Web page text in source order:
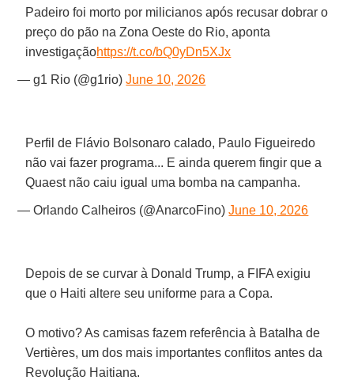
Padeiro foi morto por milicianos após recusar dobrar o
preço do pão na Zona Oeste do Rio, aponta
investigaçãohttps://t.co/bQ0yDn5XJx
— g1 Rio (@g1rio)June 10, 2026
Perfil de Flávio Bolsonaro calado, Paulo Figueiredo
não vai fazer programa... E ainda querem fingir que a
Quaest não caiu igual uma bomba na campanha.
— Orlando Calheiros (@AnarcoFino)June 10, 2026
Depois de se curvar à Donald Trump, a FIFA exigiu
que o Haiti altere seu uniforme para a Copa.
O motivo? As camisas fazem referência à Batalha de
Vertières, um dos mais importantes conflitos antes da
Revolução Haitiana.